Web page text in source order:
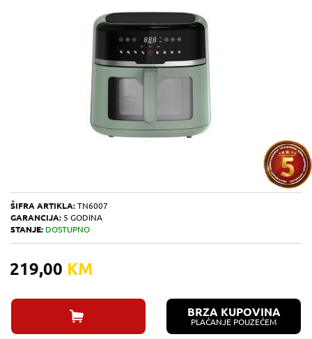
ŠIFRA ARTIKLA: TN6007
GARANCIJA: 5 GODINA
STANJE: DOSTUPNO
219,00 KM
BRZA KUPOVINA
PLAĆANJE POUZEĆEM